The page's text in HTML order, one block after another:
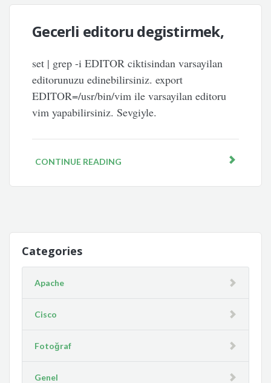
Gecerli editoru degistirmek,
set | grep -i EDITOR ciktisindan varsayilan
editorunuzu edinebilirsiniz. export
EDITOR=/usr/bin/vim ile varsayilan editoru
vim yapabilirsiniz. Sevgiyle.
CONTINUE READING
Categories
Apache
Cisco
Fotoğraf
Genel